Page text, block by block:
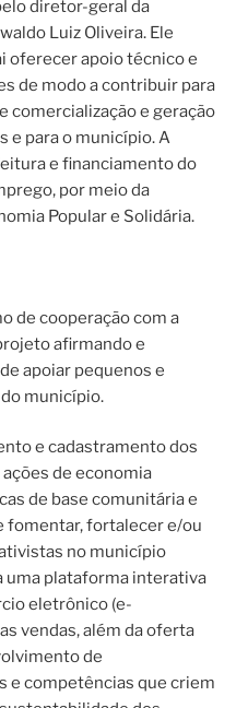
diretor-geral da
Luiz Oliveira. Ele
oferecer apoio técnico e
de modo a contribuir para
comercialização e geração
e para o município. A
e financiamento do
por meio da
Popular e Solidária.
de cooperação com a
afirmando e
apoiar pequenos e
município.
e cadastramento dos
de economia
de base comunitária e
fomentar, fortalecer e/ou
no município
uma plataforma interativa
eletrônico (e-
vendas, além da oferta
de
e competências que criem